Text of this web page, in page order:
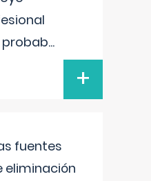
...
+
fuentes
eliminación